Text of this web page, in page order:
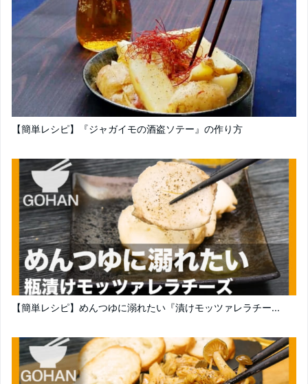
【簡単レシピ】『ジャガイモの酒盗ソテー』の作り方
【簡単レシピ】めんつゆに溺れたい『漬けモッツァレラチー...